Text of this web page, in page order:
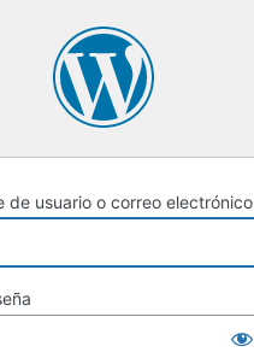
de usuario o correo electrónico